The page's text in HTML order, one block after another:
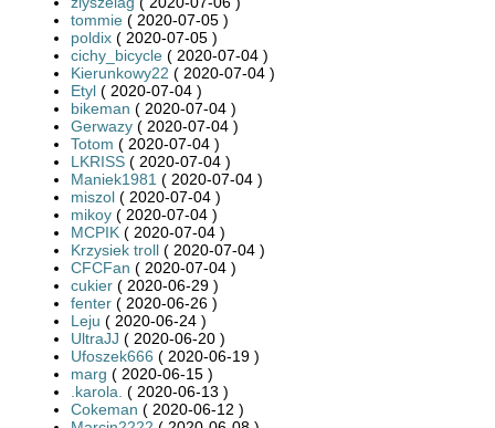
tommie ( 2020-07-05 )
poldix ( 2020-07-05 )
cichy_bicycle ( 2020-07-04 )
Kierunkowy22 ( 2020-07-04 )
Etyl ( 2020-07-04 )
bikeman ( 2020-07-04 )
Gerwazy ( 2020-07-04 )
Totom ( 2020-07-04 )
LKRISS ( 2020-07-04 )
Maniek1981 ( 2020-07-04 )
miszol ( 2020-07-04 )
mikoy ( 2020-07-04 )
MCPIK ( 2020-07-04 )
Krzysiek troll ( 2020-07-04 )
CFCFan ( 2020-07-04 )
cukier ( 2020-06-29 )
fenter ( 2020-06-26 )
Leju ( 2020-06-24 )
UltraJJ ( 2020-06-20 )
Ufoszek666 ( 2020-06-19 )
marg ( 2020-06-15 )
.karola. ( 2020-06-13 )
Cokeman ( 2020-06-12 )